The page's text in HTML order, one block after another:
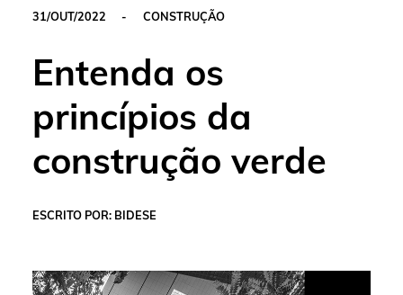
31/OUT/2022 - CONSTRUÇÃO
Entenda os
princípios da
construção verde
ESCRITO POR: BIDESE